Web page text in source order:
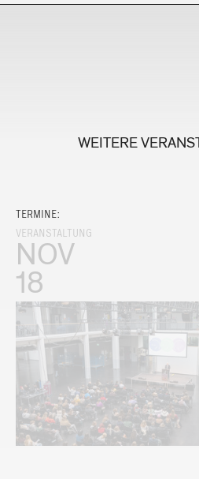
WEITERE
TERMINE:
VERANSTALTUNG
NOV
18